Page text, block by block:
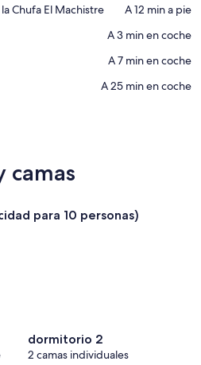
Chufa El Machistre
‪A 12 min a pie‬
‪A 3 min en coche‬
‪A 7 min en coche‬
‪A 25 min en coche‬
camas
para 10 personas)
dormitorio 2
2 camas individuales